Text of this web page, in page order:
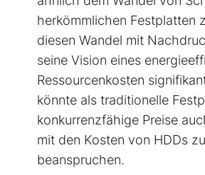
herkömmlichen Festplatten
diesen Wandel mit
seine Vision eines
Ressourcenkosten
könnte als traditionelle
konkurrenzfähige Preise
mit den Kosten von HDDs
beanspruchen.